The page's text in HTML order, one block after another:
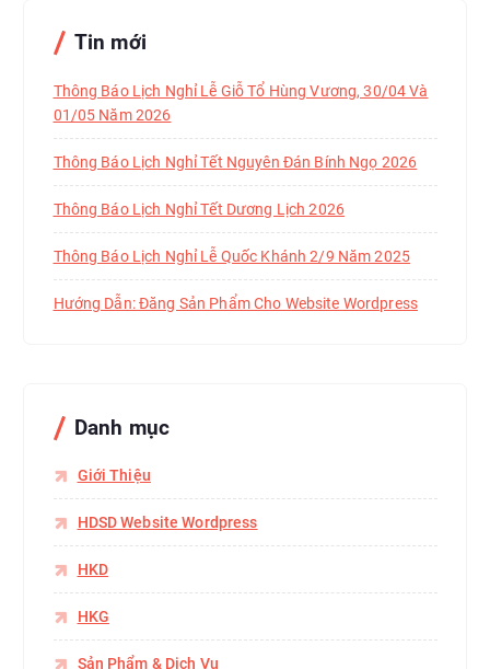
Tin mới
Thông Báo Lịch Nghỉ Lễ Giỗ Tổ Hùng Vương, 30/04 Và
01/05 Năm 2026
Thông Báo Lịch Nghỉ Tết Nguyên Đán Bính Ngọ 2026
Thông Báo Lịch Nghỉ Tết Dương Lịch 2026
Thông Báo Lịch Nghỉ Lễ Quốc Khánh 2/9 Năm 2025
Hướng Dẫn: Đăng Sản Phẩm Cho Website Wordpress
Danh mục
Giới Thiệu
HDSD Website Wordpress
HKD
HKG
Sản Phẩm & Dịch Vụ